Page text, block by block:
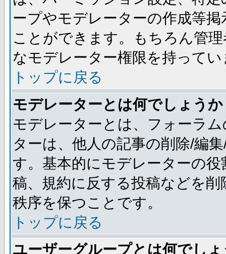
ープやモデレーターの作成等
ことができます。もちろん管
なモデレーター権限を持ってい
トップに戻る
モデレーターとは何でしょうか
モデレーターとは、フォーラ
ターは、他人の記事の削除/編
す。基本的にモデレーターの
稿、規約に反する投稿などを
秩序を保つことです。
トップに戻る
ユーザーグループとは何でし